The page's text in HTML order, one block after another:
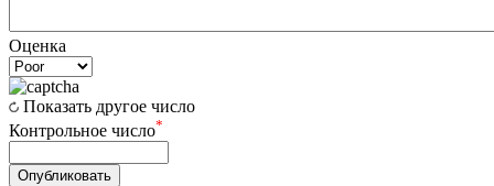
Оценка
Показать другое число
Контрольное число*
Опубликовать